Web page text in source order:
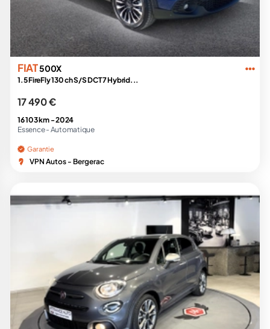
FIAT500X
1.5 FireFly 130 ch S/S DCT7 Hybrid...
17 490 €
16 103 km -2024
Essence - Automatique
Garantie
VPN Autos - Bergerac